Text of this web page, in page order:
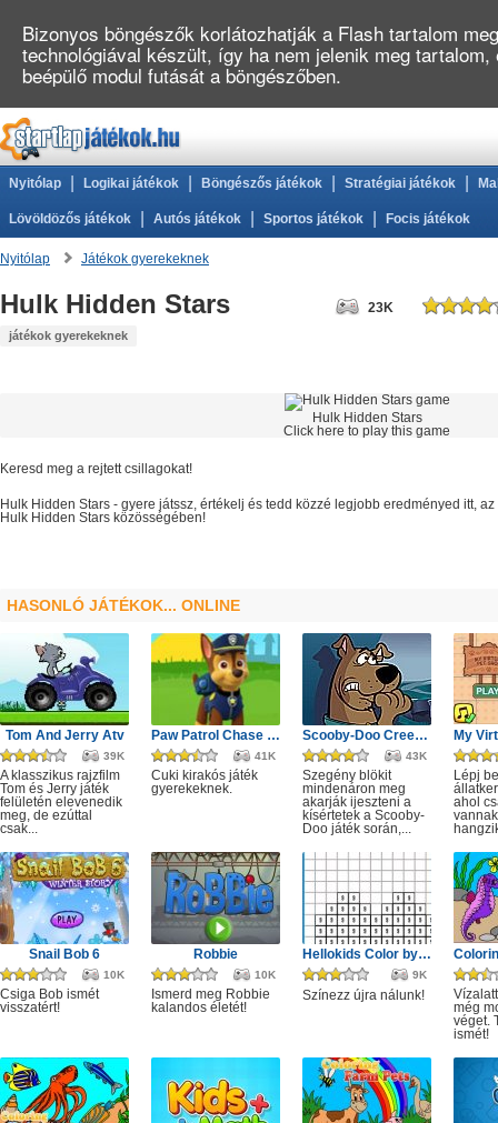
Nyitólap Logikai játékok Böngészős játékok Stratégiai játékok
Lövöldözős játékok Autós játékok Sportos játékok Focis játékok
Nyitólap Játékok gyerekeknek
Hulk Hidden Stars
játékok gyerekeknek
23K
Hulk Hidden Stars
Click here to play this game
Keresd meg a rejtett csillagokat!
Hulk Hidden Stars - gyere játssz, értékelj és tedd közzé legjobb eredményed itt,
Hulk Hidden Stars közösségében!
HASONLÓ JÁTÉKOK... ONLINE
Tom And Jerry Atv
39K
A klasszikus rajzfilm
Tom és Jerry játék
felületén elevenedik
meg, de ezúttal
csak...
Paw Patrol Chase Puzzle
41K
Cuki kirakós játék
gyerekeknek.
Scooby-Doo Creepy Castle
43K
Szegény blökit
mindenáron meg
akarják ijeszteni a
kísértetek a Scooby-
Doo játék során,...
Lépj
ahol
Snail Bob 6
10K
Csiga Bob ismét
visszatért!
Robbie
10K
Ismerd meg Robbie
kalandos életét!
Hellokids Color by Number
9K
Színezz újra nálunk!
még
véget.
ismét!
Bizonyos böngészők korlátozhatják a Flash tartalom
technológiával készült, így ha nem jelenik meg
beépülő modul futását a böngészőben.